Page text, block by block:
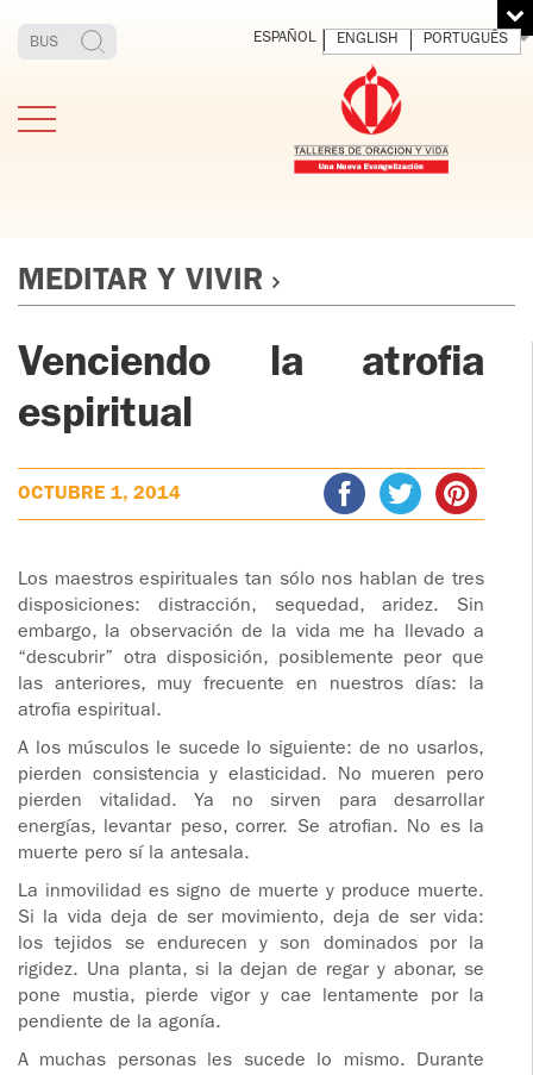
TOV ADULTOS
TOV JÓVENES
TOV
TOV NIÑOS
CURSO
ENCUENTRO DE
EXPERIENCIA DE
DIOS
JORNADAS DE
EVANGELIZACIÓN
CÍRCULOS DE
ORACIÓN Y VIDA
FUNDADOR
ORBEGOZO
OFM CAP.
HOMENAJE
PADRE
IGNACIO
LARRAÑAGA
PADRE
IGNACIO
LARRAÑAGA
VIDEOS
AUDIOS
MEDITAR
ESPAÑOL ENGLISH PORTUGUÊS
MEDITAR Y VIVIR
Venciendo la atrofia
espiritual
OCTUBRE 1, 2014
Los maestros espirituales tan sólo nos hablan de tres
disposiciones: distracción, sequedad, aridez. Sin
embargo, la observación de la vida me ha llevado a
“descubrir” otra disposición, posiblemente peor que
las anteriores, muy frecuente en nuestros días: la
atrofia espiritual.
A los músculos le sucede lo siguiente: de no usarlos,
pierden consistencia y elasticidad. No mueren pero
pierden vitalidad. Ya no sirven para desarrollar
energías, levantar peso, correr. Se atrofian. No es la
muerte pero sí la antesala.
La inmovilidad es signo de muerte y produce muerte.
Si la vida deja de ser movimiento, deja de ser vida:
los tejidos se endurecen y son dominados por la
rigidez. Una planta, si la dejan de regar y abonar, se
pone mustia, pierde vigor y cae lentamente por la
pendiente de la agonía.
A muchas personas les sucede lo mismo. Durante